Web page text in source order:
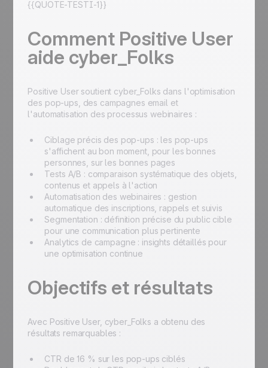
{{QUOTE-TESTI-1}}
Comment Positive User
aide cyber_Folks
Positive User soutient cyber_Folks dans l'optimisation
des pop-ups, des campagnes email et
l'automatisation des processus webinaires :
Ciblage précis des pop-ups : les pop-ups
s'affichent au bon moment, pour les bonnes
personnes, sur les bonnes pages
Tests A/B : comparaison systématique des objets,
contenus et appels à l'action
Automatisation des webinaires : gestion
automatique des inscriptions, rappels et suivis
Segmentation : définition précise du public cible
pour une communication plus pertinente
Analytics de campagne : insights détaillés pour
une optimisation continue
Objectifs et résultats
Avec Positive User, cyber_Folks a obtenu des
résultats remarquables :
CTR de 16 % sur les pop-ups ciblés